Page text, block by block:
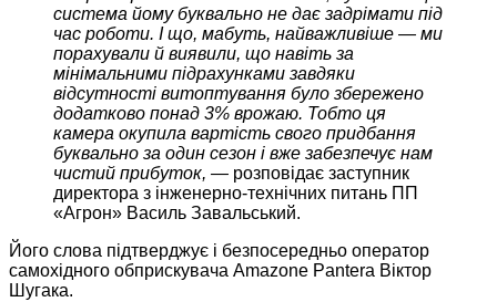
система йому буквально не дає задрімати під
час роботи. І що, мабуть, найважливіше — ми
порахували й виявили, що навіть за
мінімальними підрахунками завдяки
відсутності витоптування було збережено
додатково понад 3% врожаю. Тобто ця
камера окупила вартість свого придбання
буквально за один сезон і вже забезпечує нам
чистий прибуток, — розповідає заступник
директора з інженерно-технічних питань ПП
«Агрон» Василь Завальський.
Його слова підтверджує і безпосередньо оператор
самохідного обприскувача Amazone Pantera Віктор
Шугака.